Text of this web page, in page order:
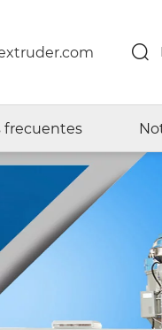
frecuentes